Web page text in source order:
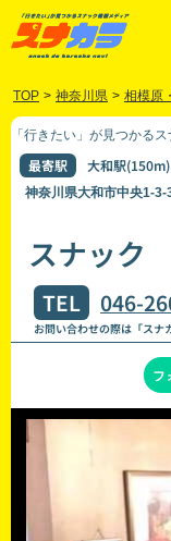
TOP > 神奈川県 > 相模原
「行きたい」が見つかる
最寄駅 大和駅(150m)
神奈川県大和市中央1-
スナック
TEL 046-
お問い合わせの際は「スナ
フ